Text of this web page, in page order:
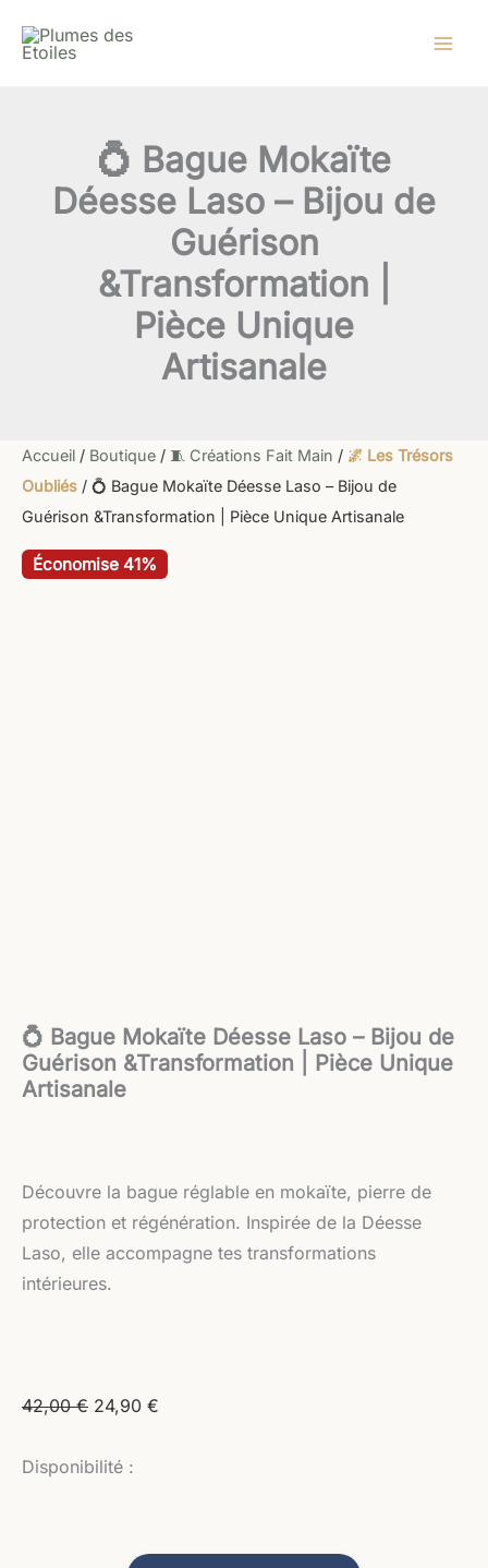
💍 Bague Mokaïte
Déesse Laso – Bijou de
Guérison
&Transformation |
Pièce Unique
Artisanale
Accueil / Boutique / 🧵 Créations Fait Main / 🌌 Les Trésors
Oubliés / 💍 Bague Mokaïte Déesse Laso – Bijou de
Guérison &Transformation | Pièce Unique Artisanale
Économise 41%
💍 Bague Mokaïte Déesse Laso – Bijou de
Guérison &Transformation | Pièce Unique
Artisanale
Découvre la bague réglable en mokaïte, pierre de
protection et régénération. Inspirée de la Déesse
Laso, elle accompagne tes transformations
intérieures.
42,00€
prix
42,00 €.
24,90 €
Disponibilité :
–
de
Guérison
&Transformation
Pièce
Unique
Artisanale